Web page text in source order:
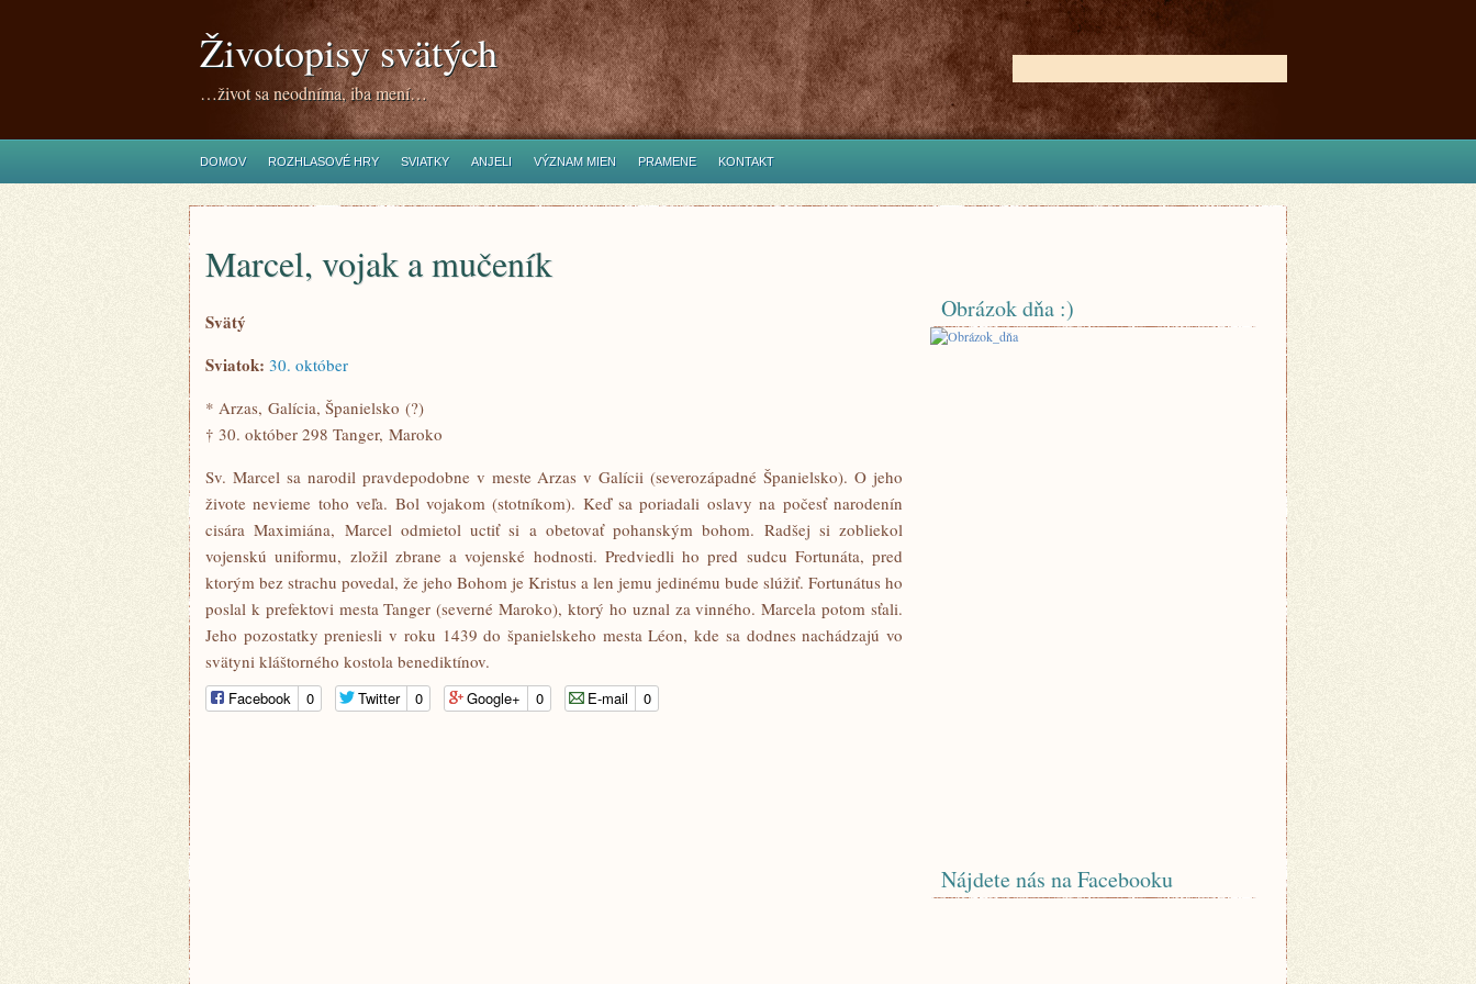
Životopisy svätých
…život sa neodníma, iba mení…
DOMOV ROZHLASOVÉ HRY SVIATKY ANJELI VÝZNAM MIEN PRAMENE KONTAKT
Marcel, vojak a mučeník
Svätý
Sviatok: 30. október
* Arzas, Galícia, Španielsko (?)
† 30. október 298 Tanger, Maroko
Sv. Marcel sa narodil pravdepodobne v meste Arzas v Galícii (severozápadné Španielsko). O jeho
živote nevieme toho veľa. Bol vojakom (stotníkom). Keď sa poriadali oslavy na počesť narodenín
cisára Maximiána, Marcel odmietol uctiť si a obetovať pohanským bohom. Radšej si zobliekol
vojenskú uniformu, zložil zbrane a vojenské hodnosti. Predviedli ho pred sudcu Fortunáta, pred
ktorým bez strachu povedal, že jeho Bohom je Kristus a len jemu jedinému bude slúžiť. Fortunátus ho
poslal k prefektovi mesta Tanger (severné Maroko), ktorý ho uznal za vinného. Marcela potom sťali.
Jeho pozostatky preniesli v roku 1439 do španielskeho mesta Léon, kde sa dodnes nachádzajú vo
svätyni kláštorného kostola benediktínov.
Facebook 0 Twitter 0 Google+ 0 E-mail 0
Obrázok dňa :)
Nájdete nás na Facebooku